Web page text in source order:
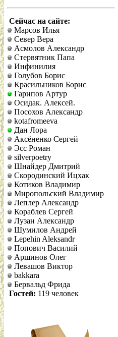
Сейчас на сайте:
Марсов Илья
Север Вера
Асмолов Александр
Стервятник Папа
Инфинилия
Голубов Борис
Красильников Борис
Гарипов Артур
Осидак. Алексей.
Посохов Александр
kotafromeeva
Дан Лора
Аксёненко Сергей
Эсс Роман
silverpoetry
Шнайдер Дмитрий
Скородинский Ицхак
Котиков Владимир
Миропольский Владимир
Леплер Александр
Кораблев Сергей
Лузан Александр
Шумилов Андрей
Lepehin Aleksandr
Попович Василий
Аршинов Олег
Левашов Виктор
bakkara
Бервальд Фрида
Гостей: 119 человек